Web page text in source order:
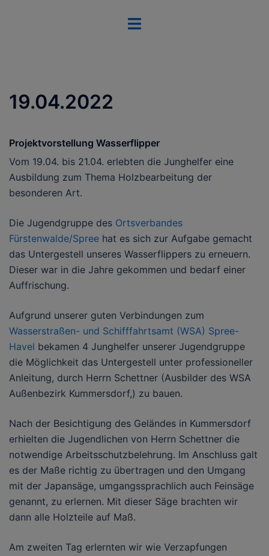
Menü
19.04.2022
Projektvorstellung Wasserflipper
Vom 19.04. bis 21.04. erlebten die Junghelfer eine
Ausbildung zum Thema Holzbearbeitung der
besonderen Art.
Die Jugendgruppe des Ortsverbandes
Fürstenwalde/Spree hat es sich zur Aufgabe gemacht
das Untergestell unseres Wasserflippers zu erneuern.
Dieser war in die Jahre gekommen und bedarf einer
Auffrischung.
Aufgrund unserer guten Verbindungen zum
Wasserstraßen- und Schifffahrtsamt (WSA) Spree-
Havel bekamen 4 Junghelfer unserer Jugendgruppe
die Möglichkeit das Untergestell unter professioneller
Anleitung, durch Herrn Schettner (Ausbilder des WSA
Außenbezirk Kummersdorf,) zu bauen.
Nach der Besichtigung des Geländes in Kummersdorf
erhielten die Jugendlichen von Herrn Schettner die
notwendige Arbeitsschutzbelehrung. Im Anschluss galt
es der Maße richtig zu übertragen und den Umgang
mit der Japansäge, umgangssprachlich auch Feinsäge
genannt, zu erlernen. Mit dieser Säge brachten wir
dann alle Holzteile auf Maß.
Am zweiten Tag erlernten wir wie Verzapfungen